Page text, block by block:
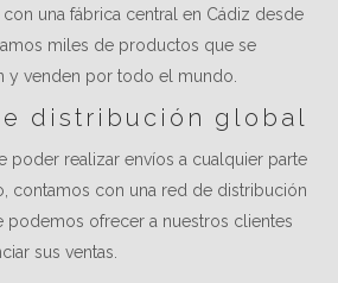
una fábrica central en Cádiz desde
miles de productos que se
y venden por todo el mundo.
distribución global
poder realizar envíos a cualquier parte
contamos con una red de distribución
podemos ofrecer a nuestros clientes
sus ventas.